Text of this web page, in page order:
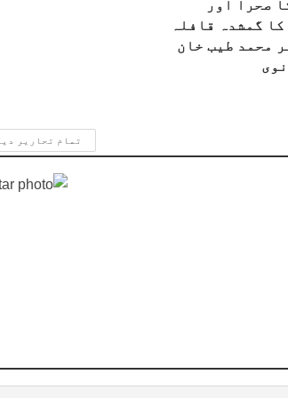
صحرا اور
کا گمشدہ قافلہ
محمد طیب خان
تمام تحاریر